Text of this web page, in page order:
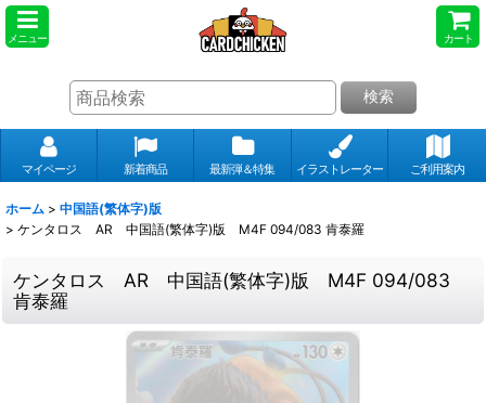
メニュー カート
検索
マイページ 新着商品 最新弾＆特集 イラストレーター ご利用案内
ホーム > 中国語(繁体字)版
> ケンタロス AR 中国語(繁体字)版 M4F 094/083 肯泰羅
ケンタロス AR 中国語(繁体字)版 M4F 094/083
肯泰羅